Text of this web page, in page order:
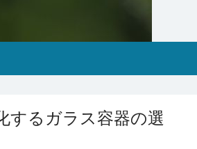
するガラス容器の選